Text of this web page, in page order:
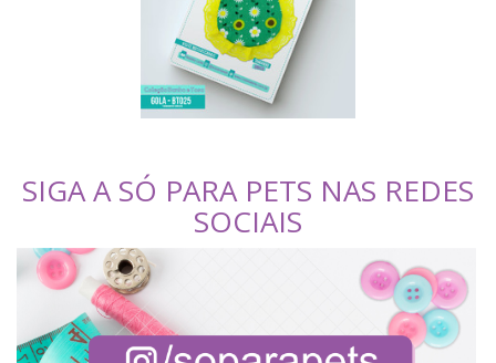
SIGA A SÓ PARA PETS NAS REDES
SOCIAIS